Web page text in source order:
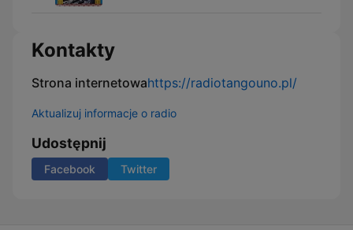
Kontakty
Strona internetowahttps://radiotangouno.pl/
Aktualizuj informacje o radio
Udostępnij
Facebook Twitter